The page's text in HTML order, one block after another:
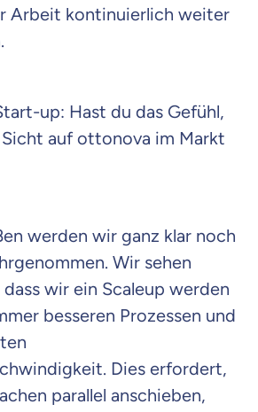
Arbeit kontinuierlich weiter
up: Hast du das Gefühl,
auf ottonova im Markt
werden wir ganz klar noch
Wir sehen
wir ein Scaleup werden
besseren Prozessen und
Dies erfordert,
parallel anschieben,